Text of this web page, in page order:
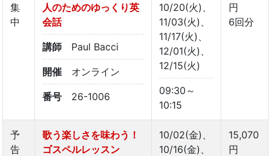
集
中
人のためのゆっくり英
会話
講師 Paul Bacci
開催 オンライン
番号 26-1006
10/20(火)、
11/03(火)、
11/17(火)、
12/01(火)、
12/15(火)
09:30～
10:15
円
6回分
予
告
歌う楽しさを味わう！
ゴスペルレッスン
10/02(金)、
10/16(金)、
15,070
円